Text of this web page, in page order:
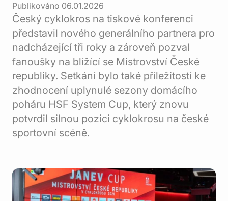
Publikováno 06.01.2026
Český cyklokros na tiskové konferenci
představil nového generálního partnera pro
nadcházející tři roky a zároveň pozval
fanoušky na blížící se Mistrovství České
republiky. Setkání bylo také příležitostí ke
zhodnocení uplynulé sezony domácího
poháru HSF System Cup, který znovu
potvrdil silnou pozici cyklokrosu na české
sportovní scéně.